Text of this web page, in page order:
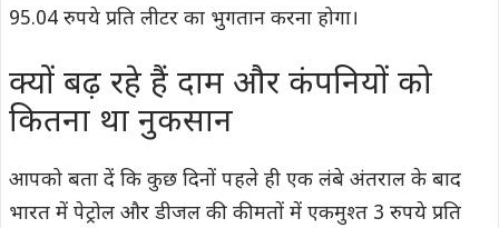
95.04 रुपये प्रति लीटर का भुगतान करना होगा।
क्यों बढ़ रहे हैं दाम और कंपनियों को
कितना था नुकसान
आपको बता दें कि कुछ दिनों पहले ही एक लंबे अंतराल के बाद
भारत में पेट्रोल और डीजल की कीमतों में एकमुश्त 3 रुपये प्रति